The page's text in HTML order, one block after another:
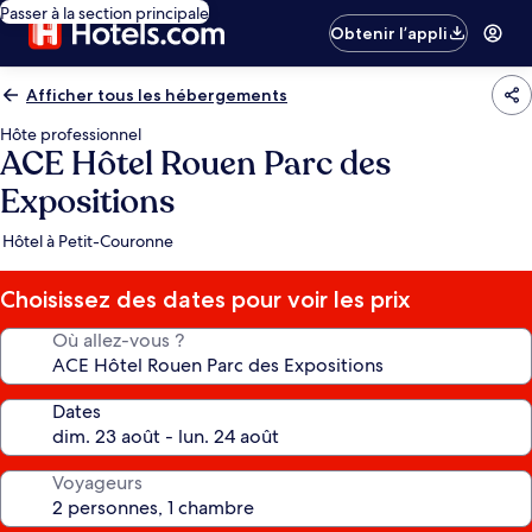
Passer à la section principale
Obtenir l’appli
Afficher tous les hébergements
Hôte professionnel
ACE Hôtel Rouen Parc des
Expositions
Hôtel à Petit-Couronne
Choisissez des dates pour voir les prix
Où allez-vous ?
Dates
Voyageurs